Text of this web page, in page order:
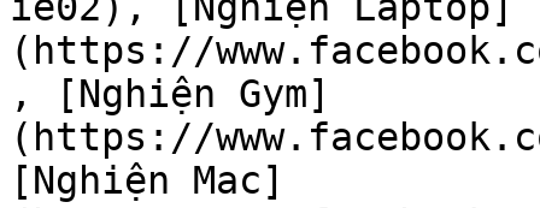
(https://
, [Nghiện Gym]
(https://
[Nghiện Mac]